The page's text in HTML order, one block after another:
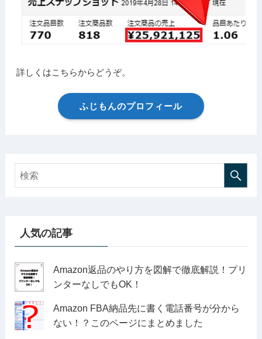
詳しくはこちらからどうぞ。
ふじもんのプロフィール
人気の記事
Amazon返品のやり方を図解で徹底解説！プリ
ンターなしでもOK！
Amazon FBA納品先に書く電話番号が分から
ない！？このページにまとめました